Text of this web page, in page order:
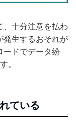
、十分注意を払わ
発生するおそれが
ードでデータ紛
。
ている